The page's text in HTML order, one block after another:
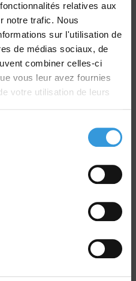
relatives aux
notre trafic. Nous
sur l'utilisation de
de médias sociaux, de
combiner celles-ci
vous leur avez fournies
votre utilisation de leurs
entier